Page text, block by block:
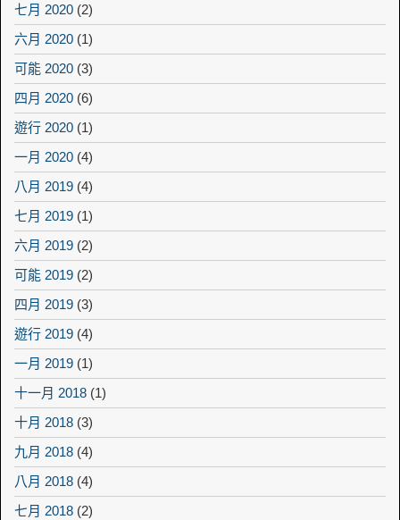
七月 2020 (2)
六月 2020 (1)
可能 2020 (3)
四月 2020 (6)
遊行 2020 (1)
一月 2020 (4)
八月 2019 (4)
七月 2019 (1)
六月 2019 (2)
可能 2019 (2)
四月 2019 (3)
遊行 2019 (4)
一月 2019 (1)
十一月 2018 (1)
十月 2018 (3)
九月 2018 (4)
八月 2018 (4)
七月 2018 (2)